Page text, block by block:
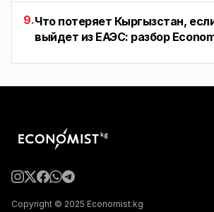
9.Что потеряет Кыргызстан,
выйдет из ЕАЭС: разбор
Copyright © 2025 Economist.kg